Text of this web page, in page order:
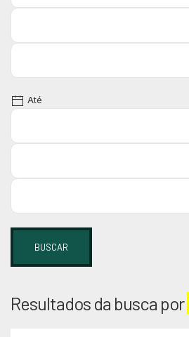
Até
BUSCAR
Resultados da busca por